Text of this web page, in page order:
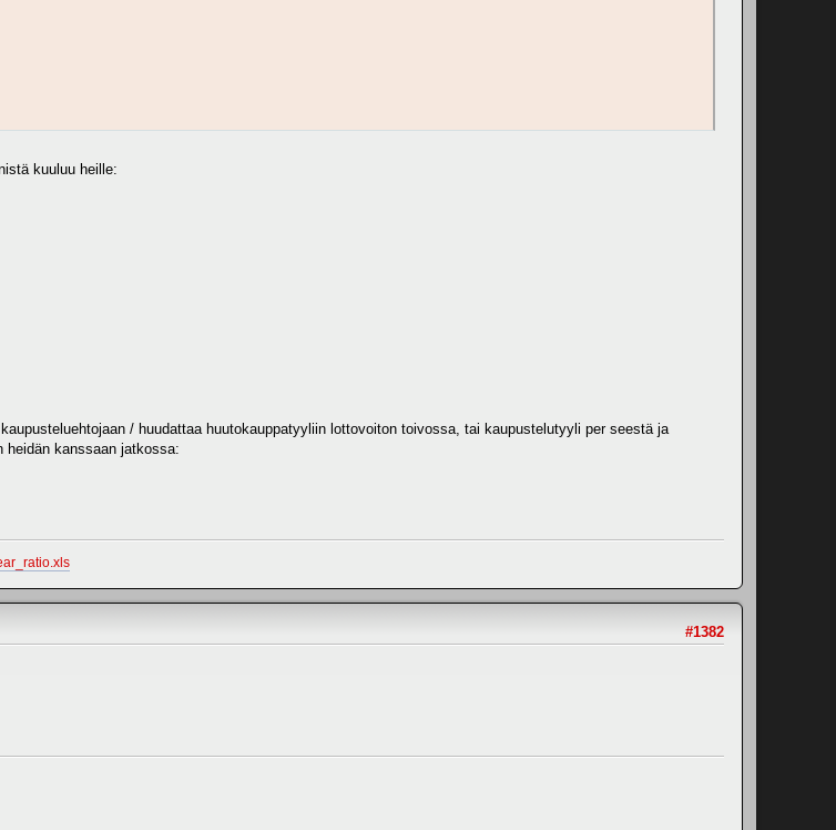
kuuluu heille:
/ huudattaa huutokauppatyyliin lottovoiton toivossa, tai kaupustelutyyli per seestä ja
heidän kanssaan jatkossa:
#1382